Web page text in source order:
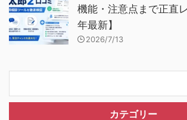
機能・注意点まで正直
年最新】
2026/7/13
カテゴリー